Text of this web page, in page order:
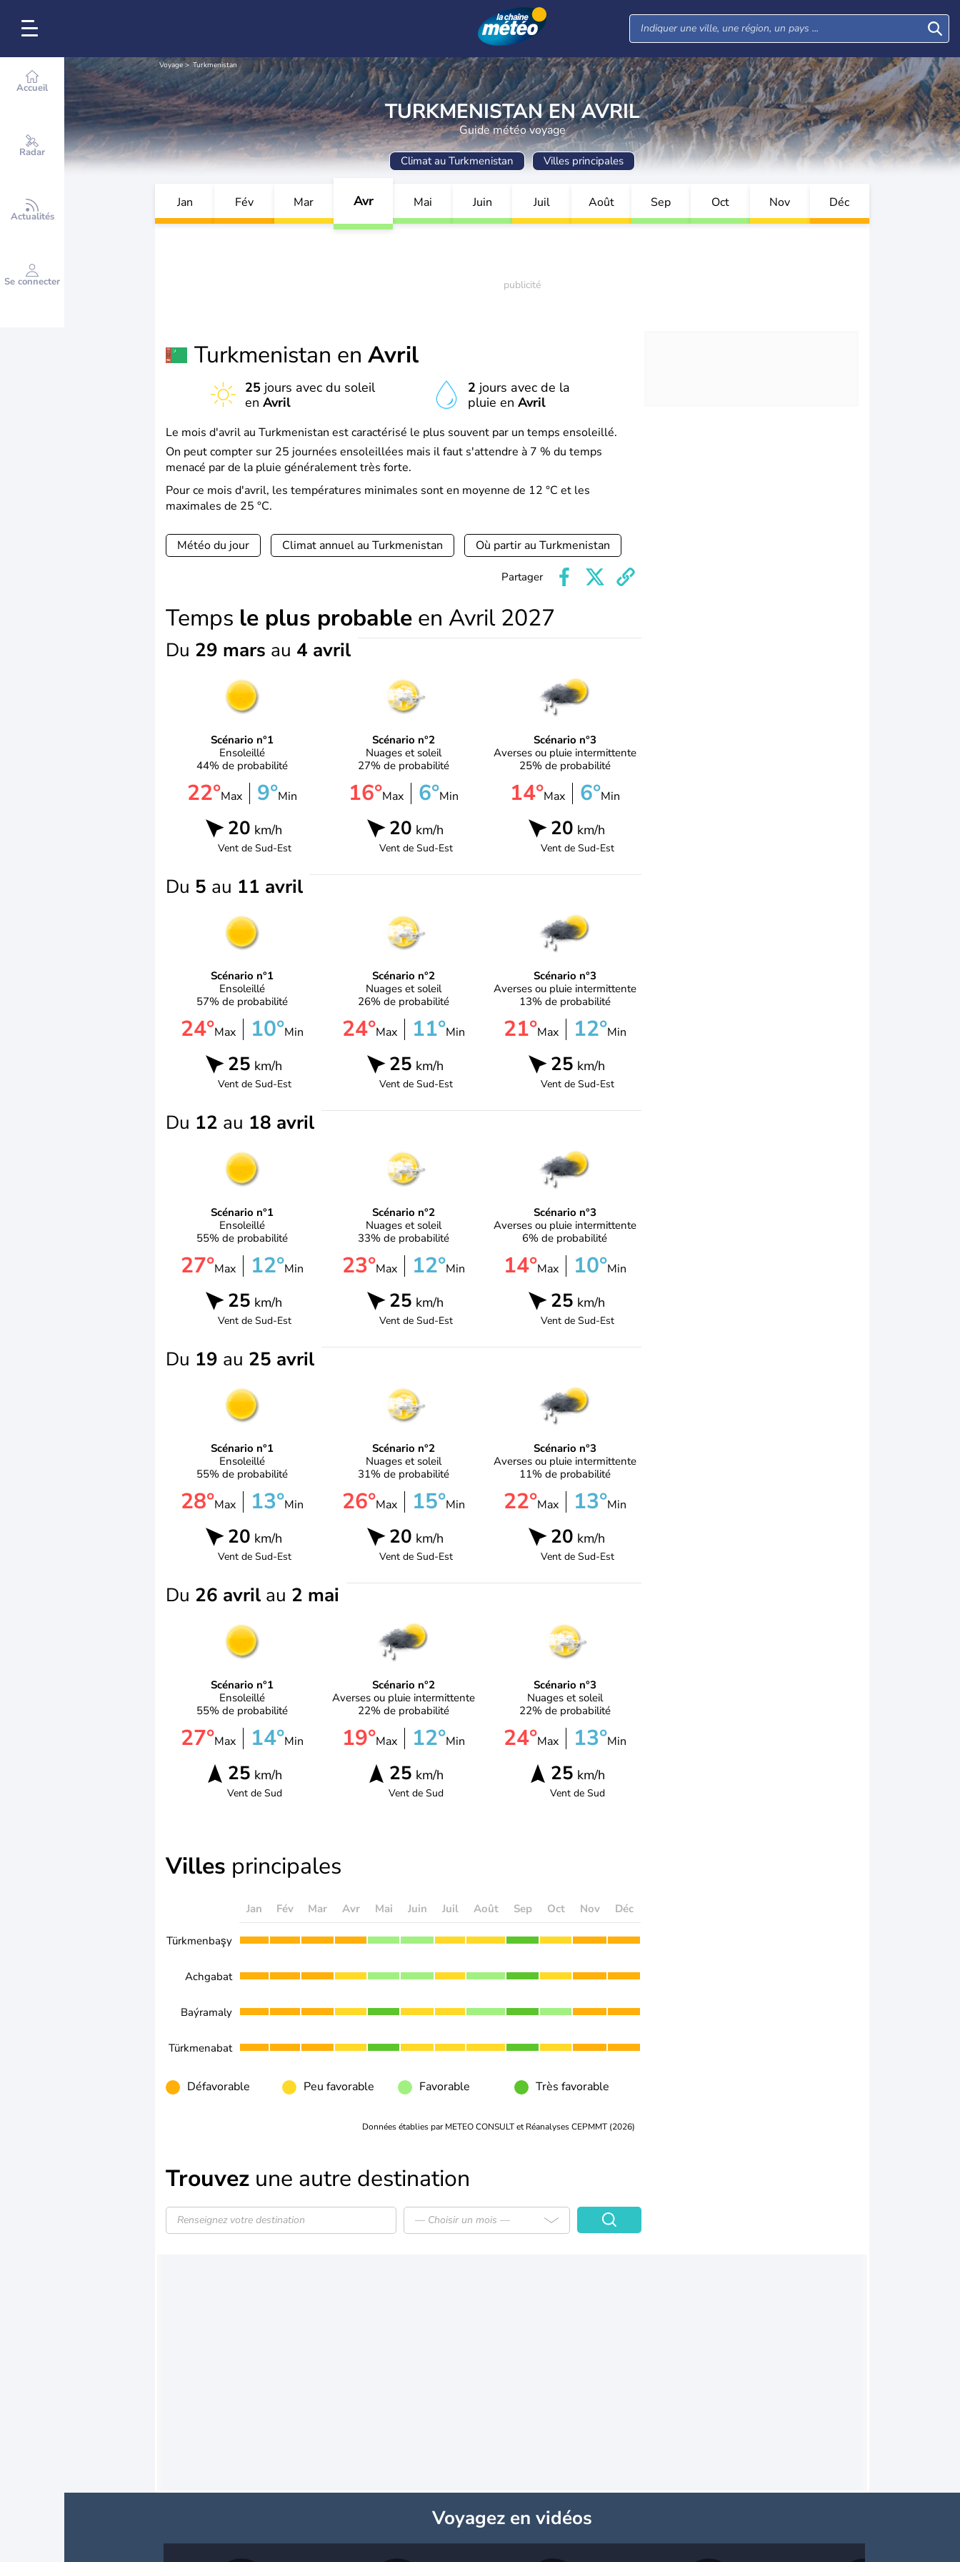
Accueil
Radar
Actualités
Se connecter
Voyage Turkmenistan
TURKMENISTAN EN AVRIL
Guide météo voyage
Climat au Turkmenistan Villes principales
Jan Fév Mar Avr Mai Juin Juil Août Sep Oct Nov Déc
Turkmenistan en Avril
25 jours avec du soleil
en Avril
2 jours avec de la
pluie en Avril
Le mois d'avril au Turkmenistan est caractérisé le plus souvent par un temps ensoleillé.
On peut compter sur 25 journées ensoleillées mais il faut s'attendre à 7 % du temps
menacé par de la pluie généralement très forte.
Pour ce mois d'avril, les températures minimales sont en moyenne de 12 °C et les
maximales de 25 °C.
Météo du jour Climat annuel au Turkmenistan Où partir au Turkmenistan
Partager
Temps le plus probable en Avril 2027
Du 29 mars au 4 avril
Scénario n°1
Ensoleillé
44% de probabilité
22°Max 9°Min
20 km/h
Vent deSud-Est
Scénario n°2
Nuages et soleil
27% de probabilité
16°Max 6°Min
20 km/h
Vent deSud-Est
Scénario n°3
Averses ou pluie intermittente
25% de probabilité
14°Max 6°Min
20 km/h
Vent deSud-Est
Du 5 au 11 avril
Scénario n°1
Ensoleillé
57% de probabilité
24°Max 10°Min
25 km/h
Vent deSud-Est
Scénario n°2
Nuages et soleil
26% de probabilité
24°Max 11°Min
25 km/h
Vent deSud-Est
Scénario n°3
Averses ou pluie intermittente
13% de probabilité
21°Max 12°Min
25 km/h
Vent deSud-Est
Du 12 au 18 avril
Scénario n°1
Ensoleillé
55% de probabilité
27°Max 12°Min
25 km/h
Vent deSud-Est
Scénario n°2
Nuages et soleil
33% de probabilité
23°Max 12°Min
25 km/h
Vent deSud-Est
Scénario n°3
Averses ou pluie intermittente
6% de probabilité
14°Max 10°Min
25 km/h
Vent deSud-Est
Du 19 au 25 avril
Scénario n°1
Ensoleillé
55% de probabilité
28°Max 13°Min
20 km/h
Vent deSud-Est
Scénario n°2
Nuages et soleil
31% de probabilité
26°Max 15°Min
20 km/h
Vent deSud-Est
Scénario n°3
Averses ou pluie intermittente
11% de probabilité
22°Max 13°Min
20 km/h
Vent deSud-Est
Du 26 avril au 2 mai
Scénario n°1
Ensoleillé
55% de probabilité
27°Max 14°Min
25 km/h
Vent deSud
Scénario n°2
Averses ou pluie intermittente
22% de probabilité
19°Max 12°Min
25 km/h
Vent deSud
Scénario n°3
Nuages et soleil
22% de probabilité
24°Max 13°Min
25 km/h
Vent deSud
Villes principales
Jan Fév Mar Avr Mai Juin Juil Août Sep Oct Nov Déc
Türkmenbaşy
Achgabat
Baýramaly
Türkmenabat
Défavorable Peu favorable Favorable Très favorable
Données établies par METEO CONSULT et Réanalyses CEPMMT (2026)
Trouvez une autre destination
— Choisir un mois —
Voyagez en vidéos